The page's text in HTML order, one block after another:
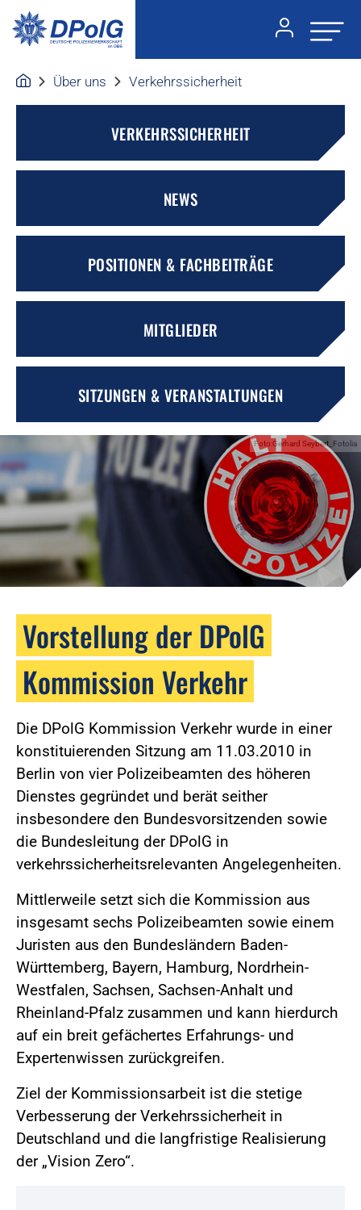
Über uns Verkehrssicherheit
VERKEHRSSICHERHEIT
NEWS
POSITIONEN & FACHBEITRÄGE
MITGLIEDER
SITZUNGEN & VERANSTALTUNGEN
Foto:Gerhard Seybert_Fotolia
Vorstellung der DPolG
Kommission Verkehr
Die DPolG Kommission Verkehr wurde in einer
konstituierenden Sitzung am 11.03.2010 in
Berlin von vier Polizeibeamten des höheren
Dienstes gegründet und berät seither
insbesondere den Bundesvorsitzenden sowie
die Bundesleitung der DPolG in
verkehrssicherheitsrelevanten Angelegenheiten.
Mittlerweile setzt sich die Kommission aus
insgesamt sechs Polizeibeamten sowie einem
Juristen aus den Bundesländern Baden-
Württemberg, Bayern, Hamburg, Nordrhein-
Westfalen, Sachsen, Sachsen-Anhalt und
Rheinland-Pfalz zusammen und kann hierdurch
auf ein breit gefächertes Erfahrungs- und
Expertenwissen zurückgreifen.
Ziel der Kommissionsarbeit ist die stetige
Verbesserung der Verkehrssicherheit in
Deutschland und die langfristige Realisierung
der „Vision Zero“.